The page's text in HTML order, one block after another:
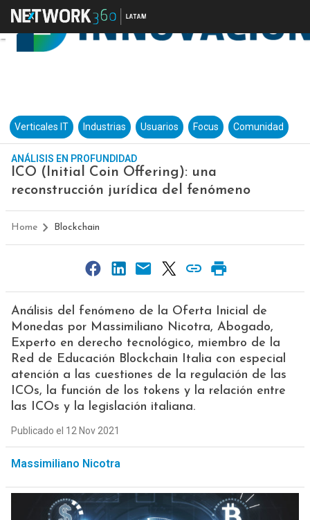
Verticales IT Industrias Usuarios Focus Comunidad
ANÁLISIS EN PROFUNDIDAD
ICO (Initial Coin Offering): una
reconstrucción jurídica del fenómeno
Home Blockchain
Análisis del fenómeno de la Oferta Inicial de
Monedas por Massimiliano Nicotra, Abogado,
Experto en derecho tecnológico, miembro de la
Red de Educación Blockchain Italia con especial
atención a las cuestiones de la regulación de las
ICOs, la función de los tokens y la relación entre
las ICOs y la legislación italiana.
Publicado el 12 Nov 2021
Massimiliano Nicotra